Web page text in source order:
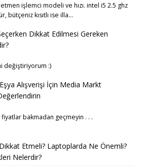
işlemci modeli ve hızı. intel i5 2.5 ghz
bütçeniz kısıtlı ise illa…
Dikkat Edilmesi Gereken
değiştiriyorum :)
Alışverişi İçin Media Markt
bakmadan geçmeyin . . .
Etmeli? Laptoplarda Ne Önemli?
Nelerdir?